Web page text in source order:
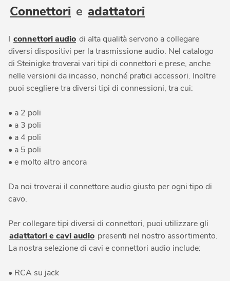
Connettori e adattatori
I connettori audio di alta qualità servono a collegare
diversi dispositivi per la trasmissione audio. Nel catalogo
di Steinigke troverai vari tipi di connettori e prese, anche
nelle versioni da incasso, nonché pratici accessori. Inoltre
puoi scegliere tra diversi tipi di connessioni, tra cui:
• a 2 poli
• a 3 poli
• a 4 poli
• a 5 poli
• e molto altro ancora
Da noi troverai il connettore audio giusto per ogni tipo di
cavo.
Per collegare tipi diversi di connettori, puoi utilizzare gli
adattatori e cavi audio presenti nel nostro assortimento.
La nostra selezione di cavi e connettori audio include:
• RCA su jack